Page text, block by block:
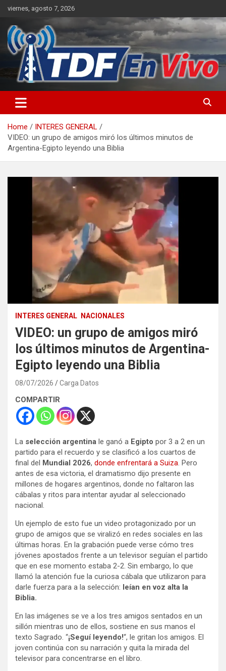
Skip
content
viernes, agosto 7, 2026
Home
INTERES GENERAL
VIDEO: un grupo de amigos miró los últimos minutos de
Argentina-Egipto leyendo una Biblia
INTERES GENERAL NACIONALES
VIDEO: un grupo de amigos miró
los últimos minutos de Argentina-
Egipto leyendo una Biblia
08/07/2026 Carga Datos
COMPARTIR
La selección argentina le ganó a Egipto por 3 a 2 en un
partido para el recuerdo y se clasificó a los cuartos de
final del Mundial 2026, donde enfrentará a Suiza . Pero
antes de esa victoria, el dramatismo dijo presente en
millones de hogares argentinos, donde no faltaron las
cábalas y ritos para intentar ayudar al seleccionado
nacional.
Un ejemplo de esto fue un video protagonizado por un
grupo de amigos que se viralizó en redes sociales en las
últimas horas. En la grabación puede verse cómo tres
jóvenes apostados frente a un televisor seguían el partido
que en ese momento estaba 2-2. Sin embargo, lo que
llamó la atención fue la curiosa cábala que utilizaron para
darle fuerza para a la selección: leían en voz alta la
Biblia.
En las imágenes se ve a los tres amigos sentados en un
sillón mientras uno de ellos, sostiene en sus manos el
texto Sagrado. “¡Seguí leyendo!“, le gritan los amigos. El
joven continúa con su narración y quita la mirada del
televisor para concentrarse en el libro.